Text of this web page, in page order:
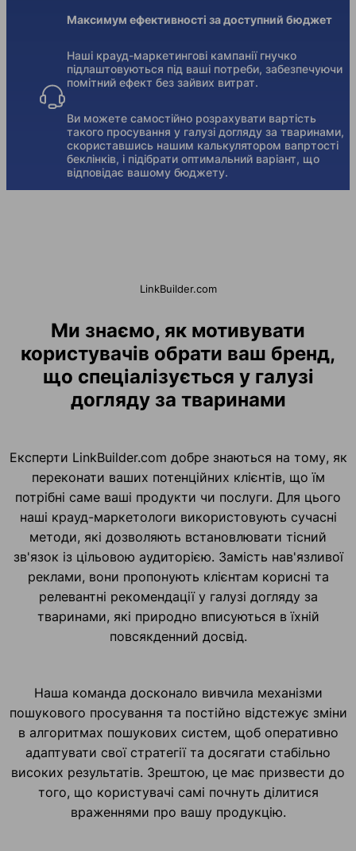
Максимум ефективності за доступний бюджет
Наші крауд-маркетингові кампанії гнучко
підлаштовуються під ваші потреби, забезпечуючи
помітний ефект без зайвих витрат.
Ви можете самостійно розрахувати вартість
такого просування у галузі догляду за тваринами,
скориставшись нашим калькулятором вапртості
беклінків, і підібрати оптимальний варіант, що
відповідає вашому бюджету.
LinkBuilder.com
Ми знаємо, як мотивувати
користувачів обрати ваш бренд,
що спеціалізується у галузі
догляду за тваринами
Експерти LinkBuilder.com добре знаються на тому, як
переконати ваших потенційних клієнтів, що їм
потрібні саме ваші продукти чи послуги. Для цього
наші крауд-маркетологи використовують сучасні
методи, які дозволяють встановлювати тісний
зв'язок із цільовою аудиторією. Замість нав'язливої
реклами, вони пропонують клієнтам корисні та
релевантні рекомендації у галузі догляду за
тваринами, які природно вписуються в їхній
повсякденний досвід.
Наша команда досконало вивчила механізми
пошукового просування та постійно відстежує зміни
в алгоритмах пошукових систем, щоб оперативно
адаптувати свої стратегії та досягати стабільно
високих результатів. Зрештою, це має призвести до
того, що користувачі самі почнуть ділитися
враженнями про вашу продукцію.